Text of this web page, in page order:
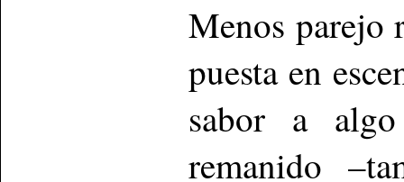
Menos parejo
puesta en
sabor a
remanido